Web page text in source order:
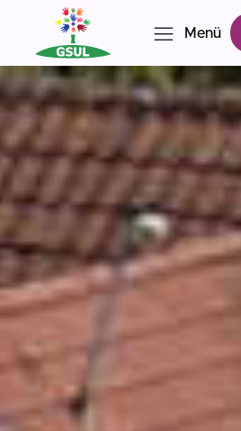
Menü